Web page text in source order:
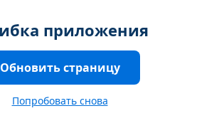
приложения
Обновить страницу
Попробовать снова